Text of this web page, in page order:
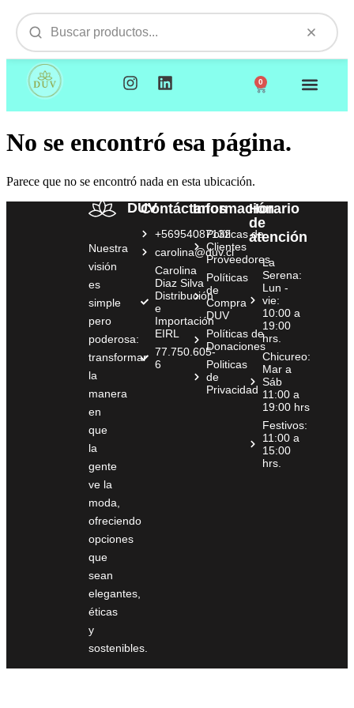
0
No se encontró esa página.
Parece que no se encontró nada en esta ubicación.
DUV
Nuestra
visión
es
simple
pero
poderosa:
transformar
la
manera
en
que
la
gente
ve la
moda,
ofreciendo
opciones
que
sean
elegantes,
éticas
y
sostenibles.
Contáctanos
+56954087132
carolina@duv.cl
Carolina
Diaz Silva
Distribución
e
Importación
EIRL
77.750.605-
6
Información
Políticas de
Clientes
Proveedores
Políticas
de
Compra
DUV
Políticas de
Donaciones
Politicas
de
Privacidad
Horario
de
atención
La
Serena:
Lun -
vie:
10:00 a
19:00
hrs.
Chicureo:
Mar a
Sáb
11:00 a
19:00 hrs
Festivos:
11:00 a
15:00
hrs.